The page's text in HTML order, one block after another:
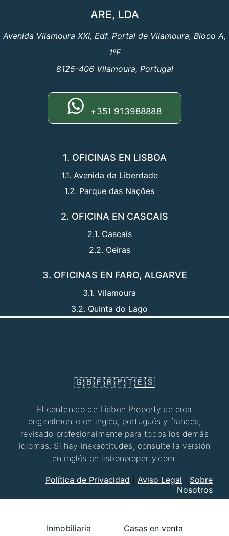
ARE, LDA
Avenida Vilamoura XXI, Edf. Portal de Vilamoura, Bloco A,
1ºF
8125-406 Vilamoura, Portugal
+351 913988888
1. OFICINAS EN LISBOA
1.1. Avenida da Liberdade
1.2. Parque das Nações
2. OFICINA EN CASCAIS
2.1. Cascais
2.2. Oeiras
3. OFICINAS EN FARO, ALGARVE
3.1. Vilamoura
3.2. Quinta do Lago
🇬🇧🇫🇷🇵🇹🇪🇸
El contenido de Lisbon Property se crea
originalmente en inglés, portugués y francés,
revisado profesionalmente para todos los demás
idiomas. Si hay inexactitudes, consulte la versión
en inglés en lisbonproperty.com.
Política de Privacidad Aviso Legal
Sobre
Nosotros
Inmobiliaria Casas en venta